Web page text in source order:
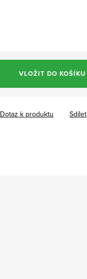
VLOŽIT DO KOŠÍKU
Dotaz k produktu Sdílet